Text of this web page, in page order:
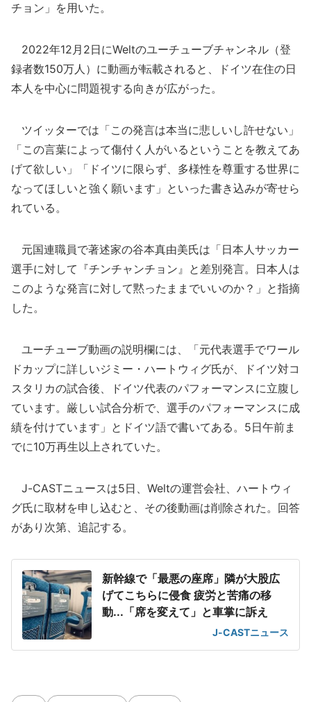
チョン」を用いた。
2022年12月2日にWeltのユーチューブチャンネル（登
録者数150万人）に動画が転載されると、ドイツ在住の日
本人を中心に問題視する向きが広がった。
ツイッターでは「この発言は本当に悲しいし許せない」
「この言葉によって傷付く人がいるということを教えてあ
げて欲しい」「ドイツに限らず、多様性を尊重する世界に
なってほしいと強く願います」といった書き込みが寄せら
れている。
元国連職員で著述家の谷本真由美氏は「日本人サッカー
選手に対して『チンチャンチョン』と差別発言。日本人は
このような発言に対して黙ったままでいいのか？」と指摘
した。
ユーチューブ動画の説明欄には、「元代表選手でワール
ドカップに詳しいジミー・ハートウィグ氏が、ドイツ対コ
スタリカの試合後、ドイツ代表のパフォーマンスに立腹し
ています。厳しい試合分析で、選手のパフォーマンスに成
績を付けています」とドイツ語で書いてある。5日午前ま
でに10万再生以上されていた。
J-CASTニュースは5日、Weltの運営会社、ハートウィ
グ氏に取材を申し込むと、その後動画は削除された。回答
があり次第、追記する。
新幹線で「最悪の座席」隣が大股広
げてこちらに侵食 疲労と苦痛の移
動...「席を変えて」と車掌に訴え
J-CASTニュース